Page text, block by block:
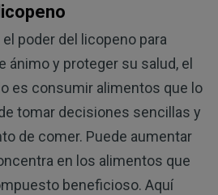
poder del licopeno para
ánimo y proteger su salud, el
es consumir alimentos que lo
tomar decisiones sencillas y
de comer. Puede aumentar
en los alimentos que
beneficioso. Aquí